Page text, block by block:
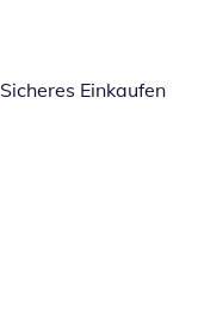
Sicheres Einkaufen